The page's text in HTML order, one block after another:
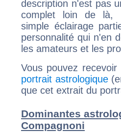
description n'est pas
complet loin de là,
simple éclairage
personnalité qui n'en
les amateurs et les
Vous pouvez
portrait astrologique
que cet extrait du
Dominantes
Compagnoni